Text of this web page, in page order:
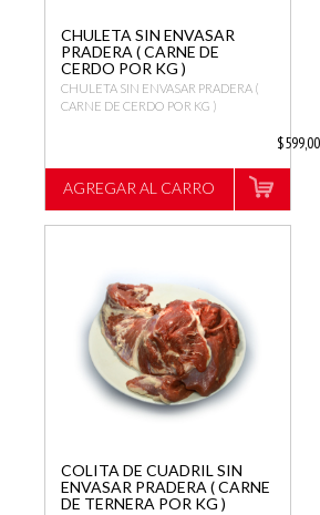
CHULETA SIN ENVASAR
PRADERA ( CARNE DE
CERDO POR KG )
CHULETA SIN ENVASAR PRADERA (
CARNE DE CERDO POR KG )
$599,00
AGREGAR AL CARRO
COLITA DE CUADRIL SIN
ENVASAR PRADERA ( CARNE
DE TERNERA POR KG )